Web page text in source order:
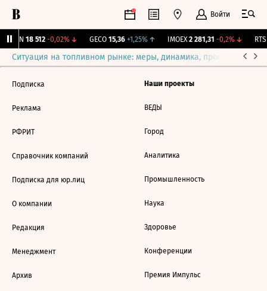
Войти
AKRN 18 512 -0,02%↓ GECO 15,36 +1,25%↑ IMOEX 2 281,31 -0,2%↓ RTSI
Ситуация на топливном рынке: меры, динамика, прогнозы
Подписка
Реклама
РФРИТ
Справочник компаний
Подписка для юр.лиц
О компании
Редакция
Менеджмент
Архив
Наши проекты
ВЕДЫ
Город
Аналитика
Промышленность
Наука
Здоровье
Конференции
Премия Импульс